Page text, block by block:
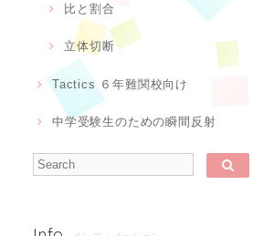
比と割合
立体切断
Tactics ６年難関校向け
中学受験生のための瞬間反射